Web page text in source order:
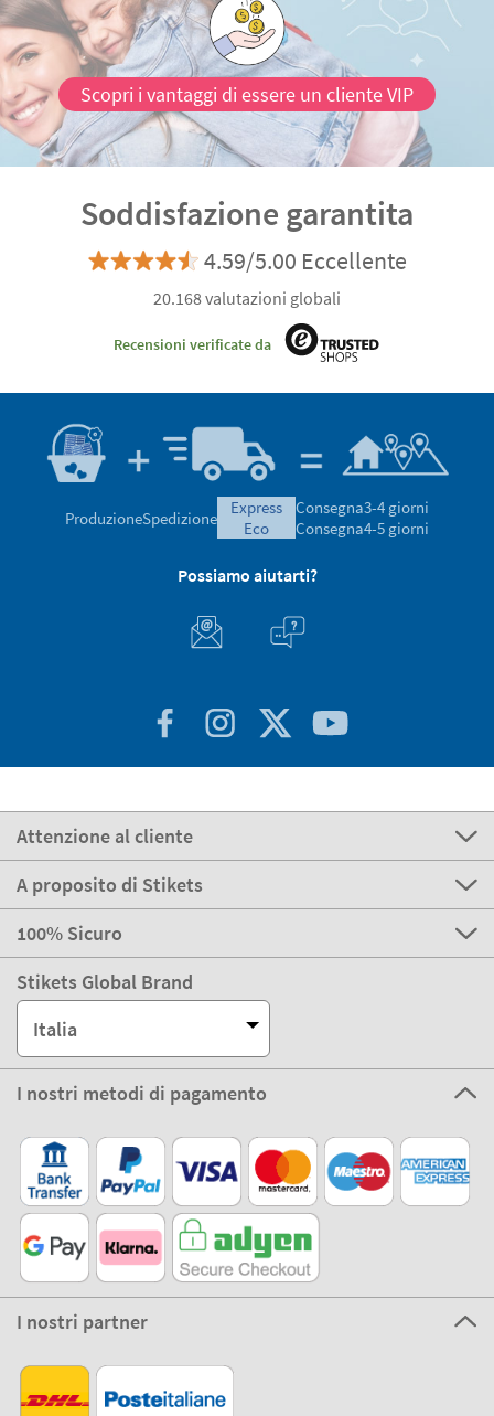
Scopri i vantaggi di essere un cliente VIP
Soddisfazione garantita
4.59/5.00 Eccellente
20.168 valutazioni globali
Recensioni verificate da
ProduzioneSpedizione
express
eco
Consegna3-4 giorni
Consegna4-5 giorni
Possiamo aiutarti?
Attenzione al cliente
A proposito di Stikets
100% Sicuro
Stikets Global Brand
Italia
I nostri metodi di pagamento
I nostri partner